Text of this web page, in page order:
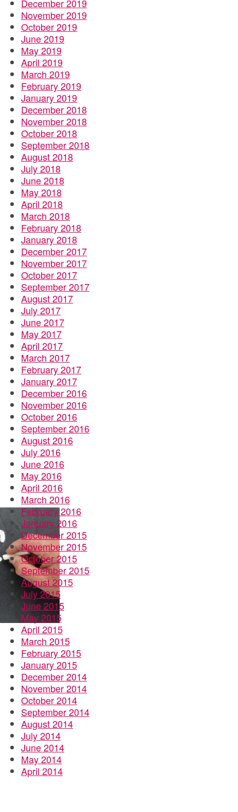
December 2019
November 2019
October 2019
June 2019
May 2019
April 2019
March 2019
February 2019
January 2019
December 2018
November 2018
October 2018
September 2018
August 2018
July 2018
June 2018
May 2018
April 2018
March 2018
February 2018
January 2018
December 2017
November 2017
October 2017
September 2017
August 2017
July 2017
June 2017
May 2017
April 2017
March 2017
February 2017
January 2017
December 2016
November 2016
October 2016
September 2016
August 2016
July 2016
June 2016
May 2016
April 2016
March 2016
February 2016
January 2016
December 2015
November 2015
October 2015
September 2015
August 2015
July 2015
June 2015
May 2015
April 2015
March 2015
February 2015
January 2015
December 2014
November 2014
October 2014
September 2014
August 2014
July 2014
June 2014
May 2014
April 2014